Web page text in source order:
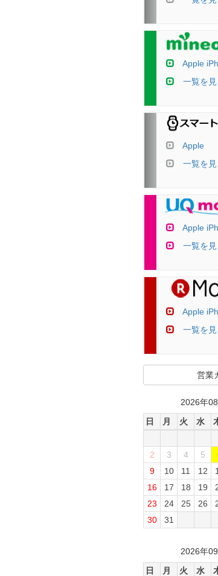
Apple
一覧を見
Apple
一覧を見
Apple
一覧を見
Apple
一覧を見
営業
2026年
日
月 火 水
2
3 4 5
9
10 11 12
16
17 18 19
23
24 25 26
30
31
2026年
日
月 火 水